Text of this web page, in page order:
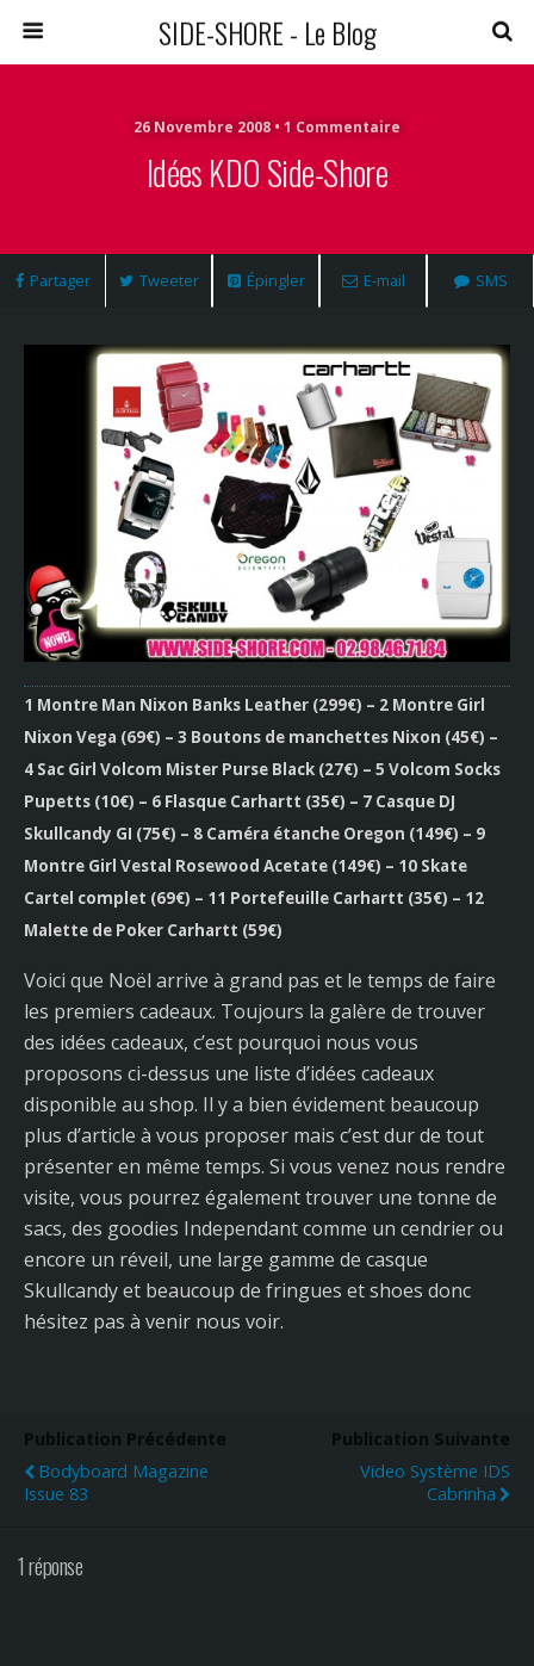
SIDE-SHORE - Le Blog
26 Novembre 2008 • 1 Commentaire
Idées KDO Side-Shore
Partager Tweeter Épingler E-mail SMS
1 Montre Man Nixon Banks Leather (299€) – 2 Montre Girl
Nixon Vega (69€) – 3 Boutons de manchettes Nixon (45€) –
4 Sac Girl Volcom Mister Purse Black (27€) – 5 Volcom Socks
Pupetts (10€) – 6 Flasque Carhartt (35€) – 7 Casque DJ
Skullcandy GI (75€) – 8 Caméra étanche Oregon (149€) – 9
Montre Girl Vestal Rosewood Acetate (149€) – 10 Skate
Cartel complet (69€) – 11 Portefeuille Carhartt (35€) – 12
Malette de Poker Carhartt (59€)
Voici que Noël arrive à grand pas et le temps de faire
les premiers cadeaux. Toujours la galère de trouver
des idées cadeaux, c’est pourquoi nous vous
proposons ci-dessus une liste d’idées cadeaux
disponible au shop. Il y a bien évidement beaucoup
plus d’article à vous proposer mais c’est dur de tout
présenter en même temps. Si vous venez nous rendre
visite, vous pourrez également trouver une tonne de
sacs, des goodies Independant comme un cendrier ou
encore un réveil, une large gamme de casque
Skullcandy et beaucoup de fringues et shoes donc
hésitez pas à venir nous voir.
Publication Précédente
Bodyboard Magazine
Issue 83
Publication Suivante
Video Système IDS
Cabrinha
1 réponse